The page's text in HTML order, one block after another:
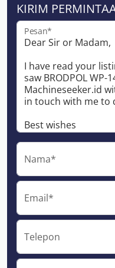
KIRIM
Pesan*
Nama*
Email*
Telepon